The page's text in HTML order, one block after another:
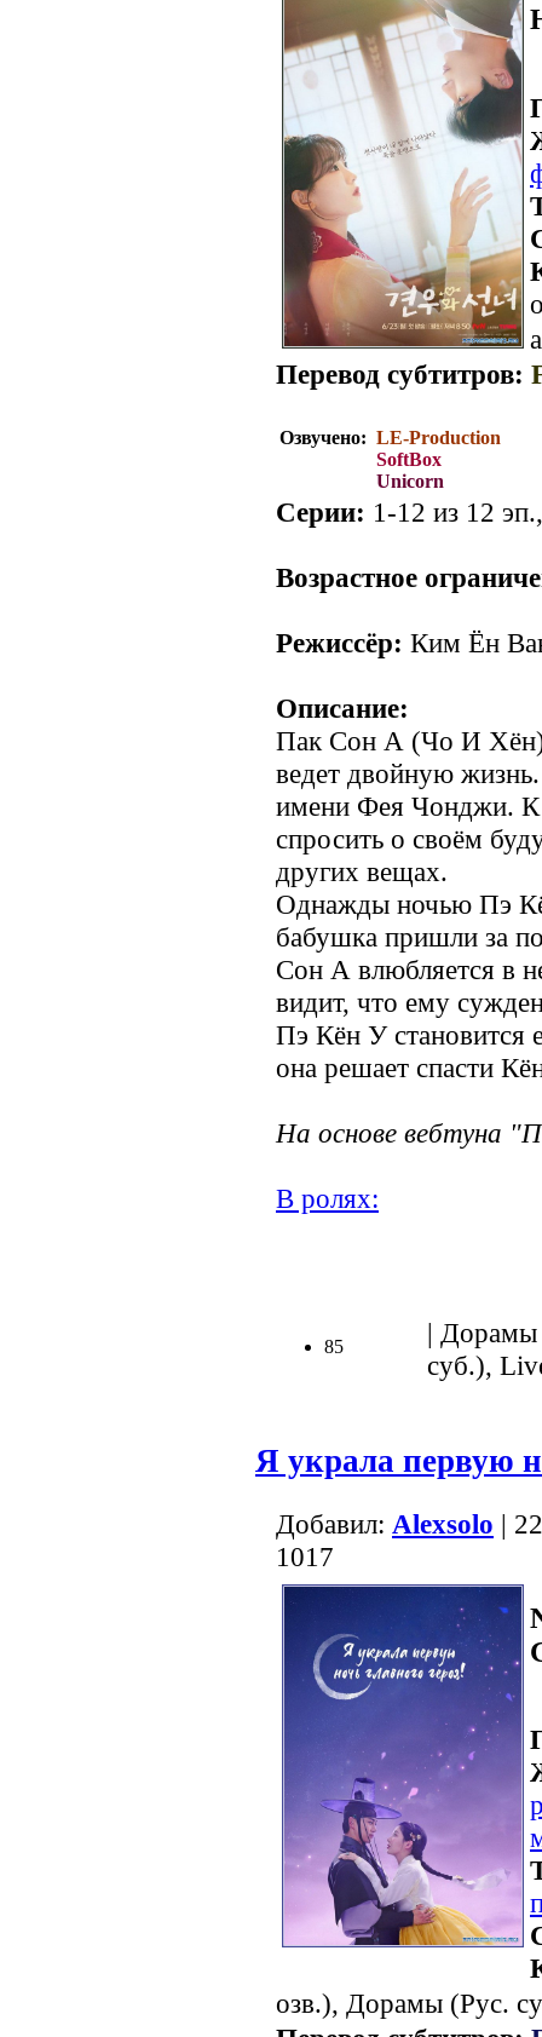
Перевод субтитров:
Озвучено: LE-Production
SoftBox
Unicorn
Серии: 1-12 из 12
Возрастное
Режиссёр: Ким Ён
Описание:
Пак Сон А (Чо И Хён)
ведет двойную
имени Фея Чонджи. К
спросить о своём
других вещах.
Однажды ночью Пэ
бабушка пришли за
Сон А влюбляется в
видит, что ему
Пэ Кён У становится
она решает спасти
На основе вебтуна
В ролях:
85
| Дорамы
суб.),
Я украла первую
Добавил: Alexsolo |
1017
озв.), Дорамы (Рус.